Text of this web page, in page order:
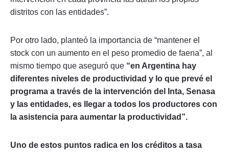
distritos con las entidades”.
Por otro lado, planteó la importancia de “mantener el
stock con un aumento en el peso promedio de faena”, al
mismo tiempo que aseguró que “en Argentina hay
diferentes niveles de productividad y lo que prevé el
programa a través de la intervención del Inta, Senasa
y las entidades, es llegar a todos los productores con
la asistencia para aumentar la productividad”.
Uno de estos puntos radica en los créditos a tasa